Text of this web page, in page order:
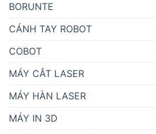
BORUNTE
CÁNH TAY ROBOT
COBOT
MÁY CẮT LASER
MÁY HÀN LASER
MÁY IN 3D